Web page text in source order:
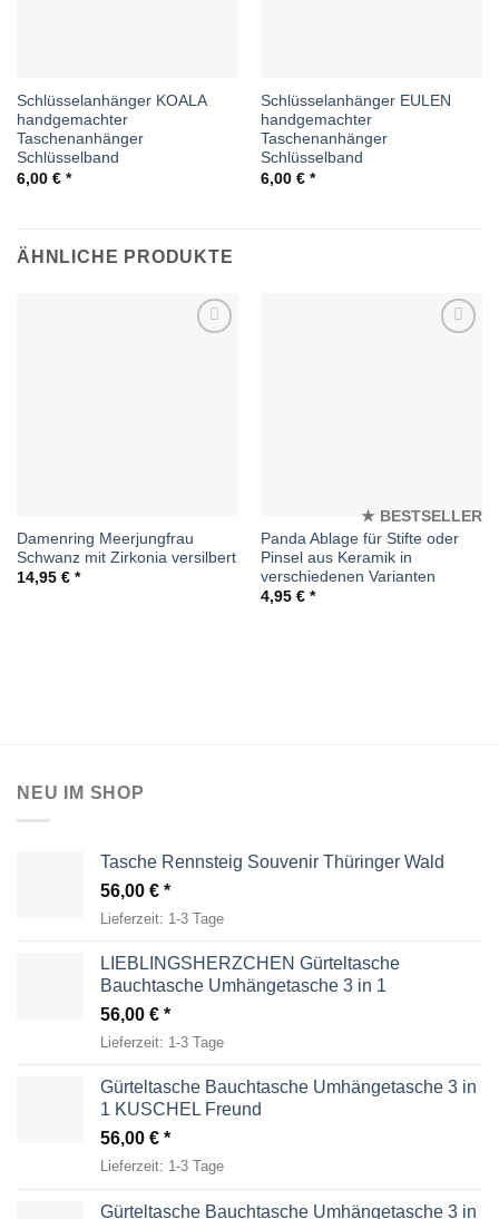
Schlüsselanhänger KOALA
handgemachter
Taschenanhänger
Schlüsselband
6,00 €
Schlüsselanhänger EULEN
handgemachter
Taschenanhänger
Schlüsselband
6,00 €
ÄHNLICHE PRODUKTE
Damenring Meerjungfrau
Schwanz mit Zirkonia versilbert
14,95 €
★ BESTSELLER
Panda Ablage für Stifte oder
Pinsel aus Keramik in
verschiedenen Varianten
4,95 €
NEU IM SHOP
Tasche Rennsteig Souvenir Thüringer Wald
56,00 €
Lieferzeit: 1-3 Tage
LIEBLINGSHERZCHEN Gürteltasche
Bauchtasche Umhängetasche 3 in 1
56,00 €
Lieferzeit: 1-3 Tage
Gürteltasche Bauchtasche Umhängetasche 3 in
1 KUSCHEL Freund
56,00 €
Lieferzeit: 1-3 Tage
Gürteltasche Bauchtasche Umhängetasche 3 in